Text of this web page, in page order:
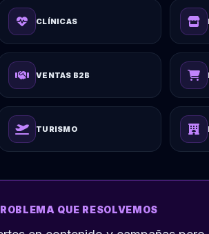
CLÍNICAS
VENTAS B2B
TURISMO
QUE RESOLVEMOS